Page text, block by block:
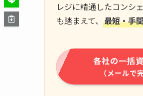
レジに精通したコンシ
も踏まえて、 最短・手
各社の一括
（メールで